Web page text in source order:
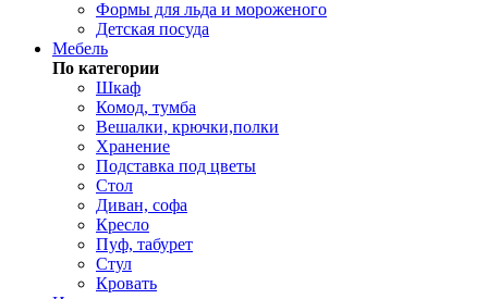
Формы для льда и мороженого
Детская посуда
Мебель
По категории
Шкаф
Комод, тумба
Вешалки, крючки,полки
Хранение
Подставка под цветы
Стол
Диван, софа
Кресло
Пуф, табурет
Стул
Кровать